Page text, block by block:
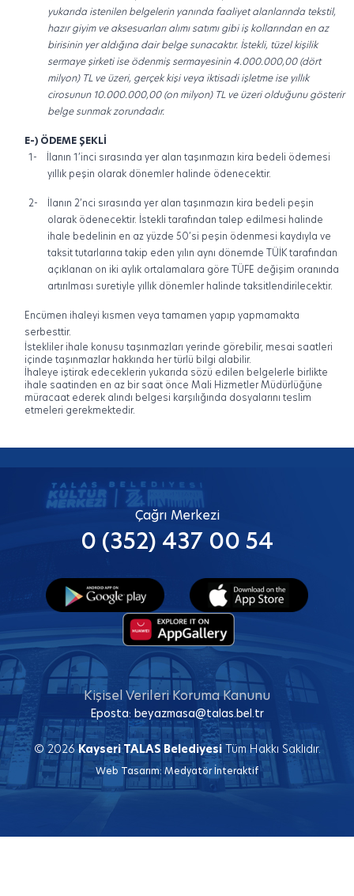
yukarıda istenilen belgelerin yanında faaliyet alanlarında tekstil,
hazır giyim ve aksesuarları alımı satımı gibi iş kollarından en az
birisinin yer aldığına dair belge sunacaktır. İstekli, tüzel kişilik
sermaye şirketi ise ödenmiş sermayesinin 4.000.000,00 (dört
milyon) TL ve üzeri, gerçek kişi veya iktisadi işletme ise yıllık
cirosunun 10.000.000,00 (on milyon) TL ve üzeri olduğunu gösterir
belge sunmak zorundadır.
E-) ÖDEME ŞEKLİ
1-
İlanın 1’inci sırasında yer alan taşınmazın kira bedeli ödemesi
yıllık peşin olarak dönemler halinde ödenecektir.
2-
İlanın 2’nci sırasında yer alan taşınmazın kira bedeli peşin
olarak ödenecektir. İstekli tarafından talep edilmesi halinde
ihale bedelinin en az yüzde 50’si peşin ödenmesi kaydıyla ve
taksit tutarlarına takip eden yılın aynı dönemde TÜİK tarafından
açıklanan on iki aylık ortalamalara göre TÜFE değişim oranında
artırılması suretiyle yıllık dönemler halinde taksitlendirilecektir.
Encümen ihaleyi kısmen veya tamamen yapıp yapmamakta
serbesttir.
İstekliler ihale konusu taşınmazları yerinde görebilir, mesai saatleri
içinde taşınmazlar hakkında her türlü bilgi alabilir.
İhaleye iştirak edeceklerin yukarıda sözü edilen belgelerle birlikte
ihale saatinden en az bir saat önce Mali Hizmetler Müdürlüğüne
müracaat ederek alındı belgesi karşılığında dosyalarını teslim
etmeleri gerekmektedir.
Çağrı Merkezi
0 (352) 437 00 54
Kişisel Verileri Koruma Kanunu
Eposta: beyazmasa@talas.bel.tr
© 2026Kayseri TALAS BelediyesiTüm Hakkı Saklıdır.
Web Tasarım:Medyatör İnteraktif